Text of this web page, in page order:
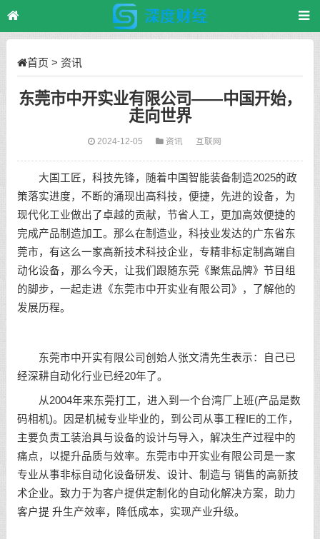
首页 > 资讯
东莞市中开实业有限公司——中国开始，
走向世界
2024-12-05 资讯 互联网
大国工匠，科技先锋，随着中国智能装备制造2025的政
策落实进度，不断的涌现出高科技，便捷，先进的设备，为
现代化工业做出了卓越的贡献，节省人工，更加高效便捷的
完成产品制造加工。那么在制造业，科技业发达的广东省东
莞市，有这么一家高新技术科技企业，专精非标定制高端自
动化设备，那么今天，让我们跟随东莞《聚焦品牌》节目组
的脚步，一起走进《东莞市中开实业有限公司》，了解他的
发展历程。
东莞市中开实有限公司创始人张文清先生表示：自己已
经深耕自动化行业已经20年了。
从2004年来东莞打工，进入到一个台湾厂上班(产品是数
码相机)。因是机械专业毕业的，到公司从事工程IE的工作，
主要负责工装治具与设备的设计与导入，解决生产过程中的
痛点，以提升品质与效率。东莞市中开实业有限公司是一家
专业从事非标自动化设备研发、设计、制造与 销售的高新技
术企业。致力于为客户提供定制化的自动化解决方案，助力
客户提 升生产效率，降低成本，实现产业升级。